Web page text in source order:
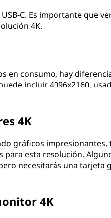
C. Es importante que
4K.
en consumo, hay
incluir 4096x2160,
4K
gráficos impresionantes,
esta resolución.
necesitarás una tarjeta
4K